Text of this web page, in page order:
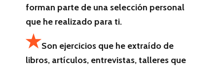
forman parte de una selección personal
que he realizado para ti.
Son ejercicios que he extraído de
libros, artículos, entrevistas, talleres que